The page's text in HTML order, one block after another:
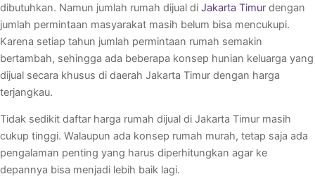
dibutuhkan. Namun jumlah rumah dijual di Jakarta Timur dengan
jumlah permintaan masyarakat masih belum bisa mencukupi.
Karena setiap tahun jumlah permintaan rumah semakin
bertambah, sehingga ada beberapa konsep hunian keluarga yang
dijual secara khusus di daerah Jakarta Timur dengan harga
terjangkau.
Tidak sedikit daftar harga rumah dijual di Jakarta Timur masih
cukup tinggi. Walaupun ada konsep rumah murah, tetap saja ada
pengalaman penting yang harus diperhitungkan agar ke
depannya bisa menjadi lebih baik lagi.